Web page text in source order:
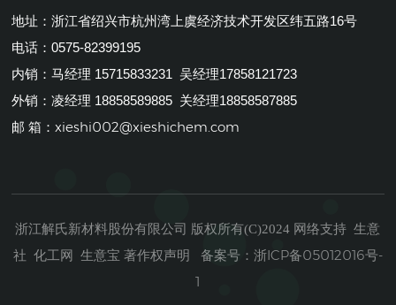
地址：浙江省绍兴市杭州湾上虞经济技术开发区纬五路16号
电话：0575-82399195
内销：马经理 15715833231 吴经理17858121723
外销：凌经理 18858589885 关经理18858587885
邮 箱：xieshi002@xieshichem.com
浙江解氏新材料股份有限公司 版权所有(C)2024 网络支持 生意
社 化工网 生意宝 著作权声明 备案号： 浙ICP备05012016号-
1